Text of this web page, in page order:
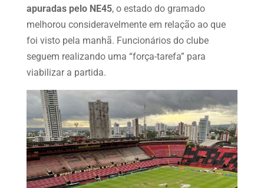
apuradas pelo NE45, o estado do gramado
melhorou consideravelmente em relação ao que
foi visto pela manhã. Funcionários do clube
seguem realizando uma “força-tarefa” para
viabilizar a partida.